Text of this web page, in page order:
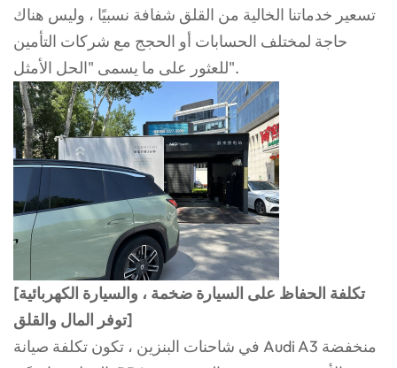
تسعير خدماتنا الخالية من القلق شفافة نسبيًا ، وليس هناك
حاجة لمختلف الحسابات أو الحجج مع شركات التأمين
للعثور على ما يسمى "الحل الأمثل".
[تكلفة الحفاظ على السيارة ضخمة ، والسيارة الكهربائية
توفر المال والقلق]
في شاحنات البنزين ، تكون تكلفة صيانة Audi A3 منخفضة